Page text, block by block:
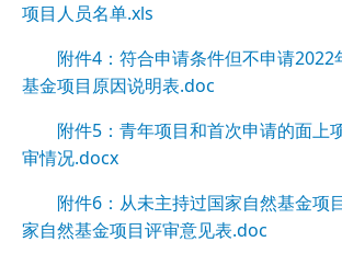
项目人员名单.xls
附件4：符合申请条件但不申请2022
基金项目原因说明表.doc
附件5：青年项目和首次申请的面上
审情况.docx
附件6：从未主持过国家自然基金项
家自然基金项目评审意见表.doc